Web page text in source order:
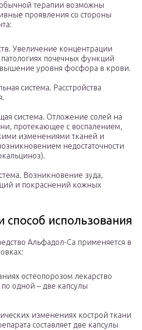
терапии возможны
проявления со стороны
Увеличение концентрации
почечных функций
уровня фосфора в крови.
система. Расстройства
система. Отложение солей на
протекающее с воспалением,
изменениями тканей и
недостаточности
Возникновение зуда,
и покраснений кожных
способ использования
Альфадол-Ca применяется в
остеопорозом лекарство
по одной – две капсулы
изменениях кострой ткани
составляет две капсулы